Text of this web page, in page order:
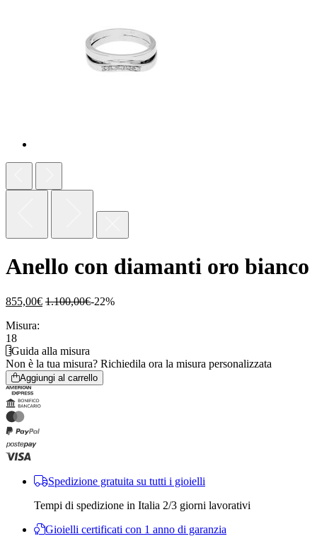
Anello con diamanti oro bianco
855,00€ 1.100,00€-22%
Misura:
18
Guida alla misura
Non è la tua misura? Richiedila ora la misura personalizzata
Aggiungi al carrello
Spedizione gratuita su tutti i gioielli
Tempi di spedizione in Italia 2/3 giorni lavorativi
Gioielli certificati con 1 anno di garanzia